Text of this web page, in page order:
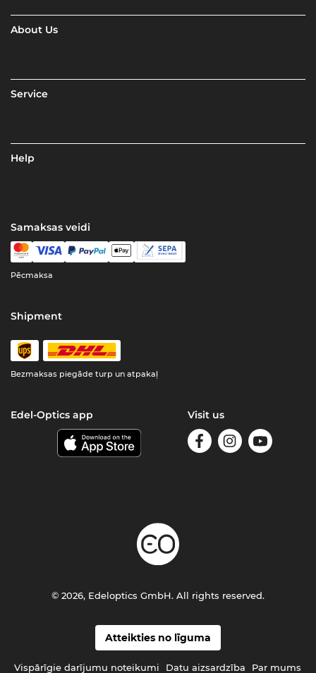
About Us
Service
Help
Samaksas veidi
Pēcmaksa
Shipment
Bezmaksas piegāde turp un atpakaļ
Edel-Optics app Visit us
Atteikties no līguma
Vispārīgie darījumu noteikumi Datu aizsardzība Par mums
© 2026, Edeloptics GmbH. All rights reserved.